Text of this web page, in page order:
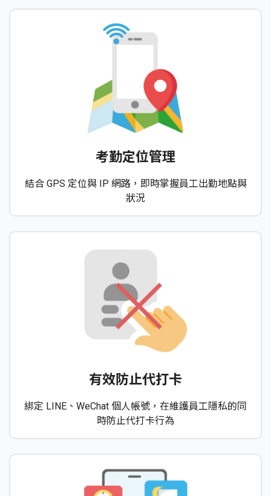
考勤定位管理
結合 GPS 定位與 IP 網路，即時掌握員工出勤地點與
狀況
有效防止代打卡
綁定 LINE、WeChat 個人帳號，在維護員工隱私的同
時防止代打卡行為